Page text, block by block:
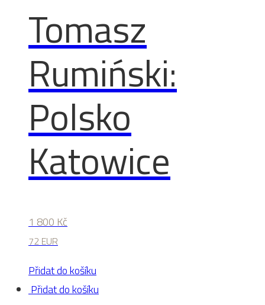
Tomasz
Rumiński:
Polsko
Katowice
1 800 Kč
72 EUR
Přidat do košíku
Přidat do košíku